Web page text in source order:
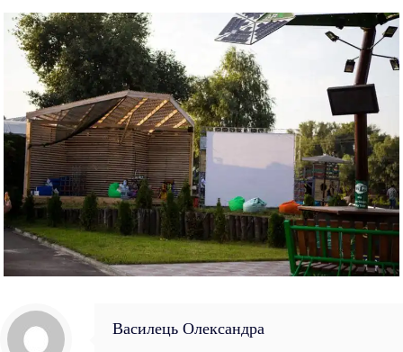
Василець Олександра